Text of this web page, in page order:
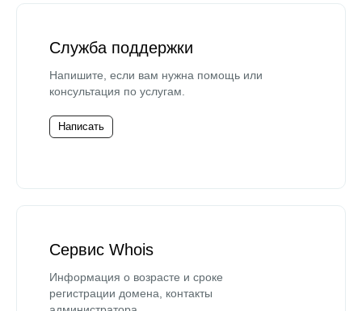
Служба поддержки
Напишите, если вам нужна помощь или
консультация по услугам.
Написать
Сервис Whois
Информация о возрасте и сроке
регистрации домена, контакты